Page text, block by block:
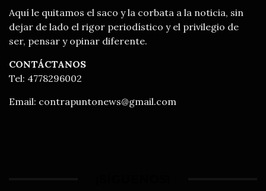
Aquí le quitamos el saco y la corbata a la noticia, sin
dejar de lado el rigor periodístico y el privilegio de
ser, pensar y opinar diferente.
CONTÁCTANOS
Tel: 4778296002
Email: contrapuntonews@gmail.com